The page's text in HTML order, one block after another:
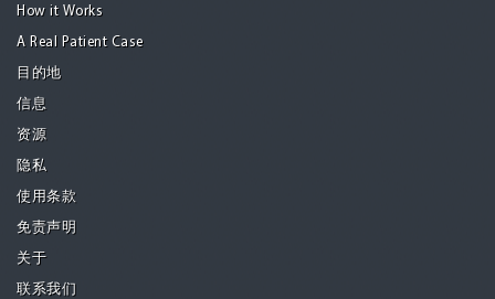
How it Works
A Real Patient Case
目的地
信息
资源
隐私
使用条款
免责声明
关于
联系我们